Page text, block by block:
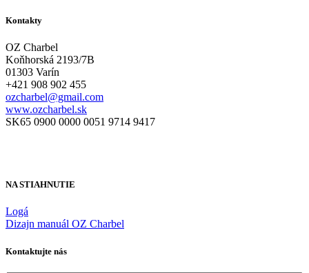
Kontakty
OZ Charbel
Koňhorská 2193/7B
01303 Varín
+421 908 902 455
ozcharbel@gmail.com
www.ozcharbel.sk
SK65 0900 0000 0051 9714 9417
NA STIAHNUTIE
Logá
Dizajn manuál OZ Charbel
Kontaktujte nás